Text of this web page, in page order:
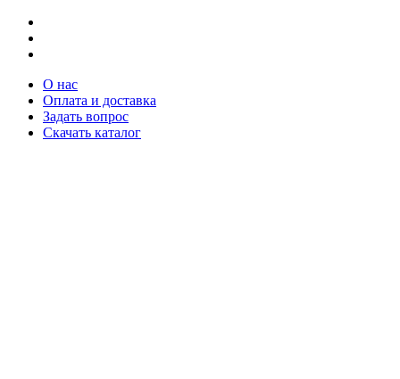
О нас
Оплата и доставка
Задать вопрос
Скачать каталог